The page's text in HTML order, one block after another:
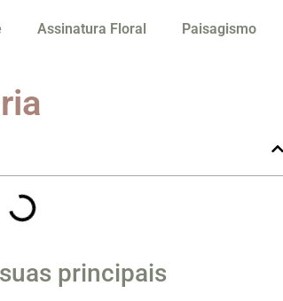
Assinatura Floral Paisagismo
principais